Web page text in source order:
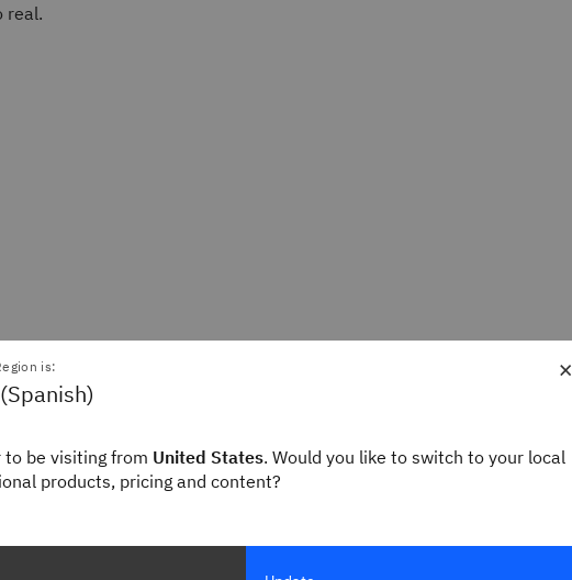
real.
×
is:
to be visiting from United States. Would you like to switch to your local
products, pricing and content?